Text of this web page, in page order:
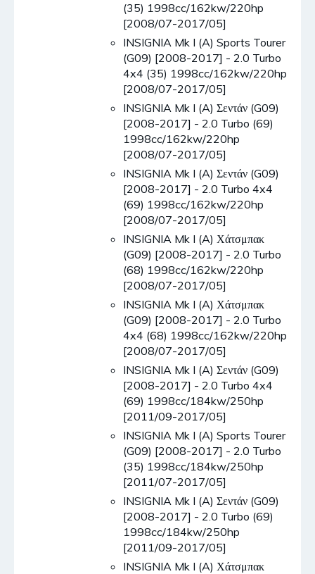
(35) 1998cc/162kw/220hp
[2008/07-2017/05]
INSIGNIA Mk I (A) Sports Tourer
(G09) [2008-2017] - 2.0 Turbo
4x4 (35) 1998cc/162kw/220hp
[2008/07-2017/05]
INSIGNIA Mk I (A) Σεντάν (G09)
[2008-2017] - 2.0 Turbo (69)
1998cc/162kw/220hp
[2008/07-2017/05]
INSIGNIA Mk I (A) Σεντάν (G09)
[2008-2017] - 2.0 Turbo 4x4
(69) 1998cc/162kw/220hp
[2008/07-2017/05]
INSIGNIA Mk I (A) Χάτσμπακ
(G09) [2008-2017] - 2.0 Turbo
(68) 1998cc/162kw/220hp
[2008/07-2017/05]
INSIGNIA Mk I (A) Χάτσμπακ
(G09) [2008-2017] - 2.0 Turbo
4x4 (68) 1998cc/162kw/220hp
[2008/07-2017/05]
INSIGNIA Mk I (A) Σεντάν (G09)
[2008-2017] - 2.0 Turbo 4x4
(69) 1998cc/184kw/250hp
[2011/09-2017/05]
INSIGNIA Mk I (A) Sports Tourer
(G09) [2008-2017] - 2.0 Turbo
(35) 1998cc/184kw/250hp
[2011/07-2017/05]
INSIGNIA Mk I (A) Σεντάν (G09)
[2008-2017] - 2.0 Turbo (69)
1998cc/184kw/250hp
[2011/09-2017/05]
INSIGNIA Mk I (A) Χάτσμπακ